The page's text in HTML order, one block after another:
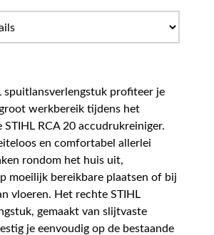
spuitlansverlengstuk profiteer je
werkbereik tijdens het
STIHL RCA 20 accudrukreiniger.
en comfortabel allerlei
rondom het huis uit,
moeilijk bereikbare plaatsen of bij
vloeren. Het rechte STIHL
gemaakt van slijtvaste
je eenvoudig op de bestaande